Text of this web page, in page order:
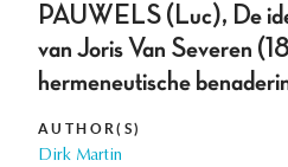
PAUWELS (Luc), De
van Joris Van Severen
hermeneutische
AUTHOR(S)
Dirk Martin